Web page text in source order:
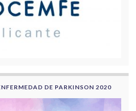
DE PARKINSON 2020